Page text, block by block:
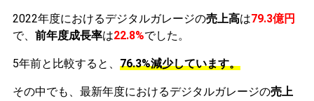
2022年度におけるデジタルガレージの売上高は79.3億円
で、 前年度成長率は22.8%でした。
5年前と比較すると、 76.3%減少しています。
その中でも、最新年度におけるデジタルガレージの売上